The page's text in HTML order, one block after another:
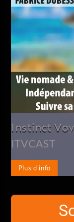
Instinct
ITVCAST
Plus d'info